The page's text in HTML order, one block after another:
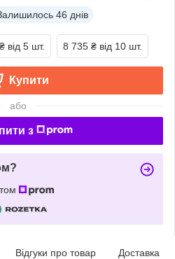
46 днів
від 5 шт. 8 735 ₴ від 10 шт.
Купити
або
з
Відгуки про товар Доставка